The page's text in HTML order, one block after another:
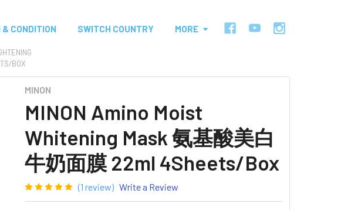
& CONDITION SWITCH COUNTRY MORE
BOX
MINON
MINON Amino Moist
Whitening Mask 氨基酸美白
牛奶面膜 22ml 4Sheets/Box
(1 review) Write a Review